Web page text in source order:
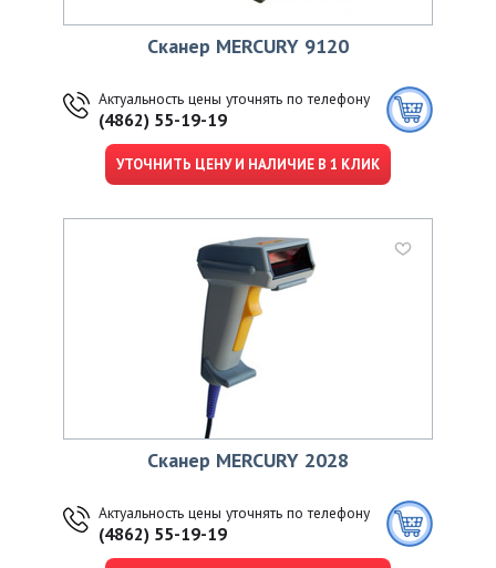
Сканер MERCURY 9120
Актуальность цены уточнять по телефону
(4862) 55-19-19
УТОЧНИТЬ ЦЕНУ И НАЛИЧИЕ В 1 КЛИК
Сканер MERCURY 2028
Актуальность цены уточнять по телефону
(4862) 55-19-19